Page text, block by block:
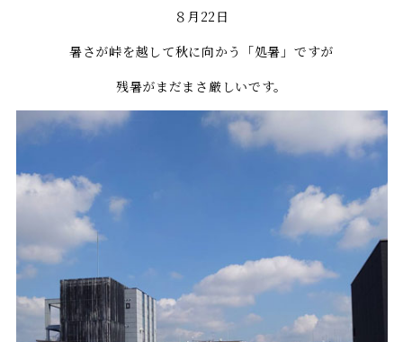
８月22日
暑さが峠を越して秋に向かう「処暑」ですが
残暑がまだまさ厳しいです。